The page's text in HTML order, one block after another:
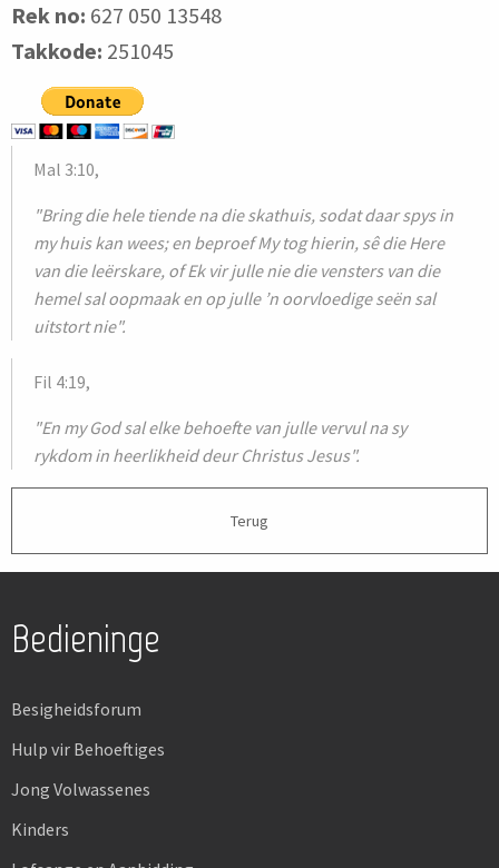
Rek no: 627 050 13548
Takkode: 251045
Mal 3:10,
"Bring die hele tiende na die skathuis, sodat daar spys in
my huis kan wees; en beproef My tog hierin, sê die Here
van die leërskare, of Ek vir julle nie die vensters van die
hemel sal oopmaak en op julle ’n oorvloedige seën sal
uitstort nie".
Fil 4:19,
"En my God sal elke behoefte van julle vervul na sy
rykdom in heerlikheid deur Christus Jesus".
Terug
Bedieninge
Besigheidsforum
Hulp vir Behoeftiges
Jong Volwassenes
Kinders